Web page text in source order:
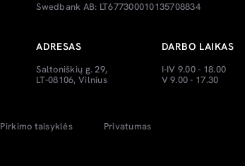
Swedbank AB: LT677300010135708834
ADRESAS
Saltoniškių g. 29,
LT-08106, Vilnius
DARBO LAIKAS
I-IV 9.00 - 18.00
V 9.00 - 17.30
Pirkimo taisyklės Privatumas